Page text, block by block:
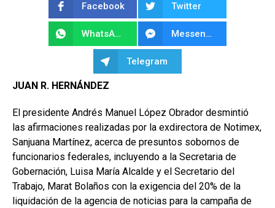
Facebook Twitter
WhatsApp Messenger
Telegram
JUAN R. HERNÁNDEZ
El presidente Andrés Manuel López Obrador desmintió
las afirmaciones realizadas por la exdirectora de Notimex,
Sanjuana Martínez, acerca de presuntos sobornos de
funcionarios federales, incluyendo a la Secretaria de
Gobernación, Luisa María Alcalde y el Secretario del
Trabajo, Marat Bolaños con la exigencia del 20% de la
liquidación de la agencia de noticias para la campaña de